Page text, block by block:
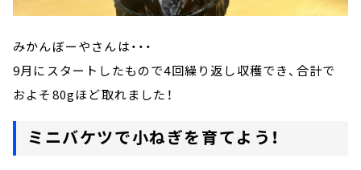
みかんぼーやさんは・・・
9月にスタートしたもので4回繰り返し収穫でき、合計で
およそ80gほど取れました！
ミニバケツで小ねぎを育てよう！